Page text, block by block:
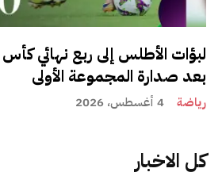
بعد صدارة المجموعة الأولى
رياضة 4 أغسطس، 2026
كل الاخبار